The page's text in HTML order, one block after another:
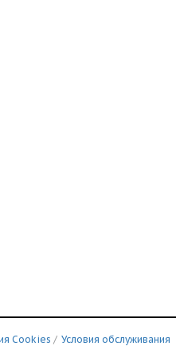
Сookies / Условия обслуживания